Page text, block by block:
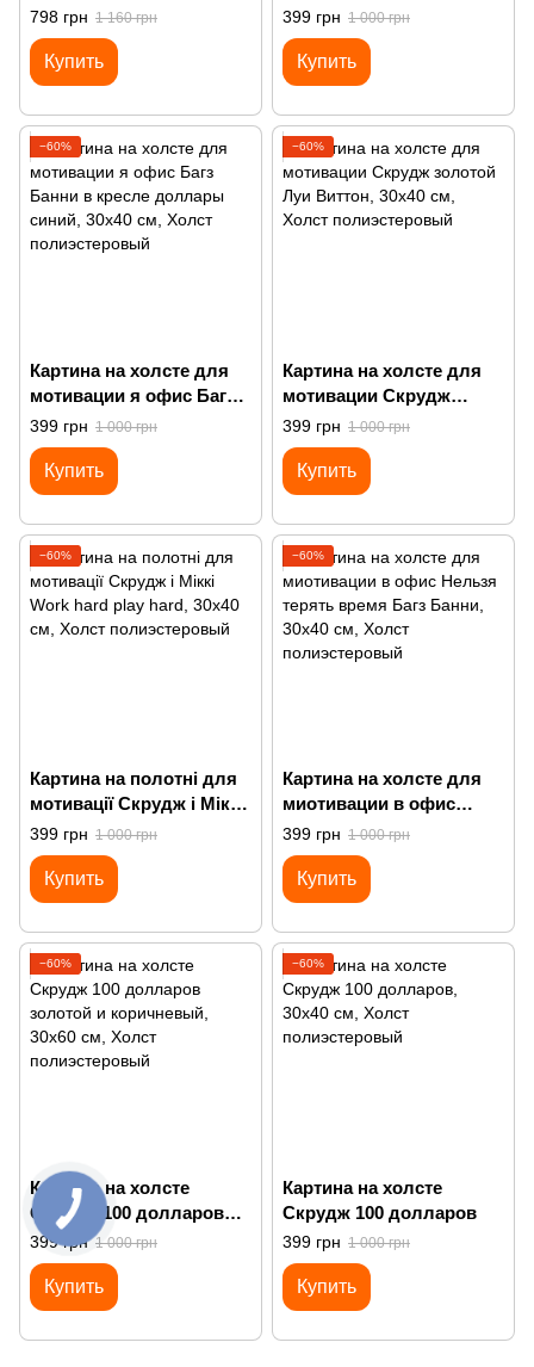
модульная Микки и
долар
798 грн 1 160 грн
Купить
Банни в кресле
доллары голубой
399 грн 1 000 грн
Купить
−60%
Картина на холсте для
мотивации я офис Багз
Банни в кресле
доллары синий
399 грн 1 000 грн
Купить
−60%
Картина на холсте для
мотивации Скрудж
золотой Луи Виттон
399 грн 1 000 грн
Купить
−60%
Картина на полотні для
мотивації Скрудж і Міккі
Work hard play hard
399 грн 1 000 грн
Купить
−60%
Картина на холсте для
миотивации в офис
Нельзя терять время
Багз Банни
399 грн 1 000 грн
Купить
−60%
Картина на холсте
Скрудж 100 долларов
золотой и коричневый
399 грн 1 000 грн
Купить
−60%
Картина на холсте
Скрудж 100 долларов
399 грн 1 000 грн
Купить